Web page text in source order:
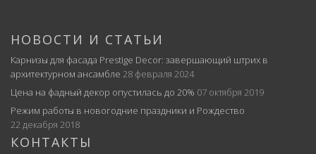
НОВОСТИ И СТАТЬИ
Карнизы для фасада Prestige Decor: завершающий штрих в
архитектурном ансамбле 28 февраля 2024
Цена на фадный декор опустилась до 20% 07 октября 2019
Режим работы в новогодние праздники и Рождество
22 декабря 2018
КОНТАКТЫ